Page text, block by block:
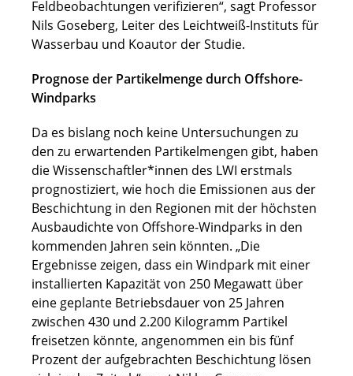
Feldbeobachtungen verifizieren“, sagt Professor
Nils Goseberg, Leiter des Leichtweiß-Instituts für
Wasserbau und Koautor der Studie.
Prognose der Partikelmenge durch Offshore-
Windparks
Da es bislang noch keine Untersuchungen zu
den zu erwartenden Partikelmengen gibt, haben
die Wissenschaftler*innen des LWI erstmals
prognostiziert, wie hoch die Emissionen aus der
Beschichtung in den Regionen mit der höchsten
Ausbaudichte von Offshore-Windparks in den
kommenden Jahren sein könnten. „Die
Ergebnisse zeigen, dass ein Windpark mit einer
installierten Kapazität von 250 Megawatt über
eine geplante Betriebsdauer von 25 Jahren
zwischen 430 und 2.200 Kilogramm Partikel
freisetzen könnte, angenommen ein bis fünf
Prozent der aufgebrachten Beschichtung lösen